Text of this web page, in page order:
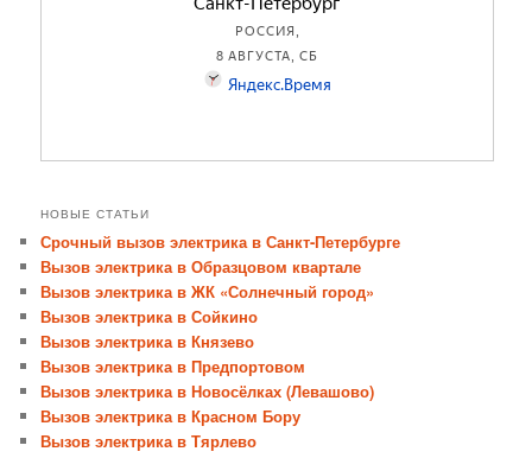
НОВЫЕ СТАТЬИ
Срочный вызов электрика в Санкт-Петербурге
Вызов электрика в Образцовом квартале
Вызов электрика в ЖК «Солнечный город»
Вызов электрика в Сойкино
Вызов электрика в Князево
Вызов электрика в Предпортовом
Вызов электрика в Новосёлках (Левашово)
Вызов электрика в Красном Бору
Вызов электрика в Тярлево